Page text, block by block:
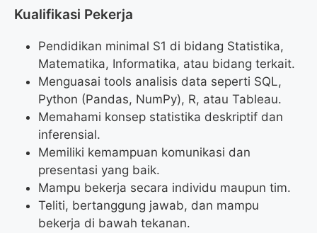
Kualifikasi Pekerja
Pendidikan minimal S1 di bidang Statistika,
Matematika, Informatika, atau bidang terkait.
Menguasai tools analisis data seperti SQL,
Python (Pandas, NumPy), R, atau Tableau.
Memahami konsep statistika deskriptif dan
inferensial.
Memiliki kemampuan komunikasi dan
presentasi yang baik.
Mampu bekerja secara individu maupun tim.
Teliti, bertanggung jawab, dan mampu
bekerja di bawah tekanan.